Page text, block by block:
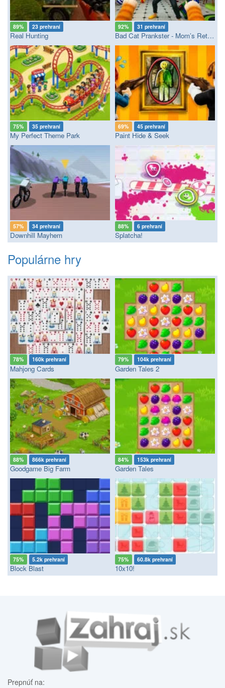
89% 23 prehraní
Real Hunting
92% 31 prehraní
Bad Cat Prankster - Mom’s Return
75% 35 prehraní
My Perfect Theme Park
69% 45 prehraní
Paint Hide & Seek
57% 34 prehraní
Downhill Mayhem
88% 6 prehraní
Splatcha!
Populárne hry
78% 160k prehraní
Mahjong Cards
79% 104k prehraní
Garden Tales 2
88% 866k prehraní
Goodgame Big Farm
84% 153k prehraní
Garden Tales
75% 5.2k prehraní
Block Blast
75% 60.8k prehraní
10x10!
Prepnúť na: